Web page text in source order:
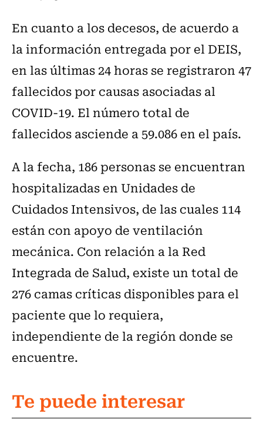
En cuanto a los decesos, de acuerdo a
la información entregada por el DEIS,
en las últimas 24 horas se registraron 47
fallecidos por causas asociadas al
COVID-19. El número total de
fallecidos asciende a 59.086 en el país.
A la fecha, 186 personas se encuentran
hospitalizadas en Unidades de
Cuidados Intensivos, de las cuales 114
están con apoyo de ventilación
mecánica. Con relación a la Red
Integrada de Salud, existe un total de
276 camas críticas disponibles para el
paciente que lo requiera,
independiente de la región donde se
encuentre.
Te puede interesar